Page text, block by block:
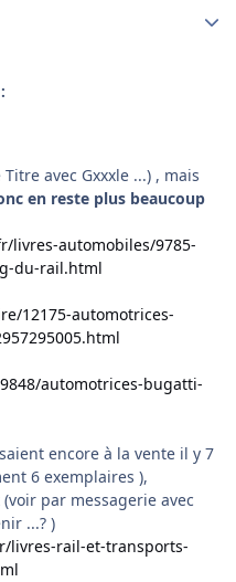
avec Gxxxle ...) , mais
en reste plus beaucoup
livres-automobiles/9785-
du-rail.html
12175-automotrices-
automotrices-bugatti-
encore à la vente il y 7
6 exemplaires ),
par messagerie avec
...? )
livres-rail-et-transports-